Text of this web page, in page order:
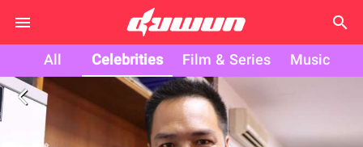
search
All Celebrities Film & Series Music
arrow_back_ios